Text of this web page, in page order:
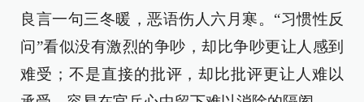
良言一句三冬暖，恶语伤人六月寒。“习惯性反
问”看似没有激烈的争吵，却比争吵更让人感到
难受；不是直接的批评，却比批评更让人难以